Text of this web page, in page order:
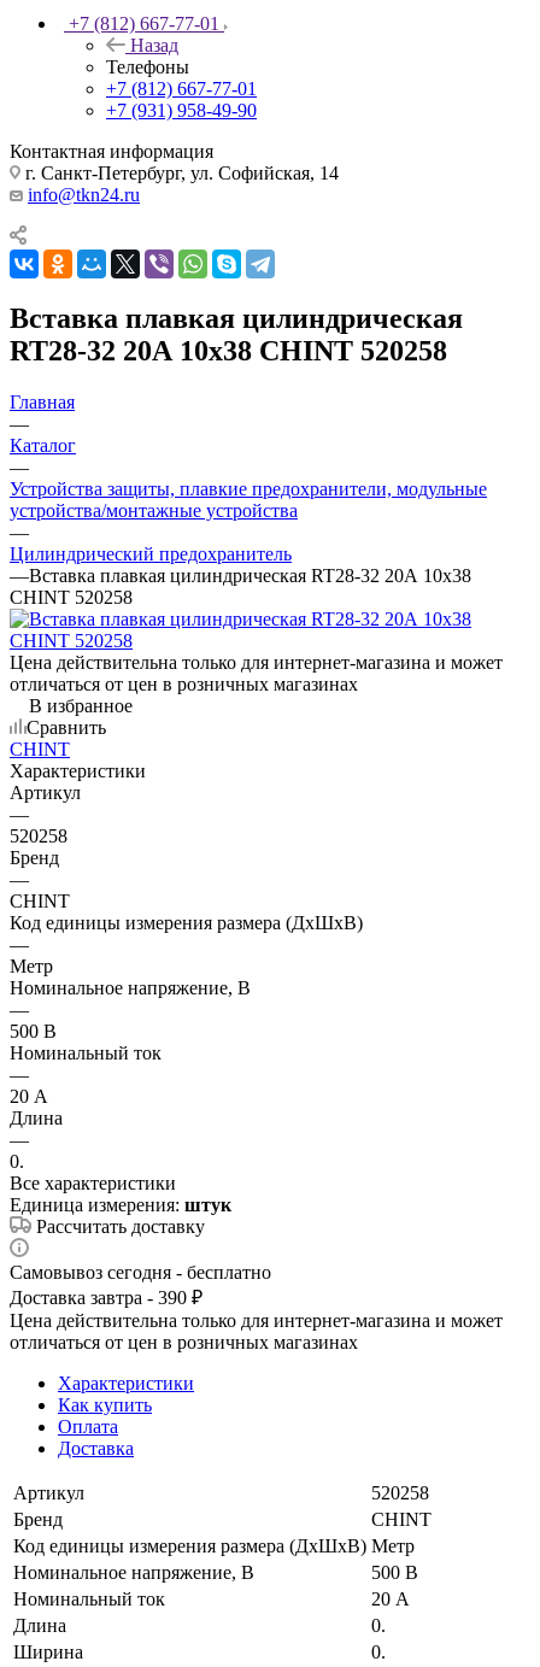
+7 (812) 667-77-01
Назад
Телефоны
+7 (812) 667-77-01
+7 (931) 958-49-90
Контактная информация
г. Санкт-Петербург, ул. Софийская, 14
info@tkn24.ru
Вставка плавкая цилиндрическая
RT28-32 20А 10х38 CHINT 520258
Главная
—
Каталог
—
Устройства защиты, плавкие предохранители, модульные
устройства/монтажные устройства
—
Цилиндрический предохранитель
—Вставка плавкая цилиндрическая RT28-32 20А 10х38
CHINT 520258
Цена действительна только для интернет-магазина и может
отличаться от цен в розничных магазинах
В избранное
Сравнить
CHINT
Характеристики
Артикул
—
520258
Бренд
—
CHINT
Код единицы измерения размера (ДхШхВ)
—
Метр
Номинальное напряжение, В
—
500 В
Номинальный ток
—
20 А
Длина
—
0.
Все характеристики
Единица измерения: штук
Рассчитать доставку
Самовывоз сегодня - бесплатно
Доставка завтра - 390 ₽
Цена действительна только для интернет-магазина и может
отличаться от цен в розничных магазинах
Характеристики
Как купить
Оплата
Доставка
Артикул
520258
Бренд
CHINT
Код единицы измерения размера (ДхШхВ) Метр
Номинальное напряжение, В
500 В
Номинальный ток
20 А
Длина
0.
Ширина
0.